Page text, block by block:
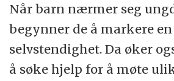
Når barn nærmer seg
begynner de å markere
selvstendighet. Da øker
å søke hjelp for å møte